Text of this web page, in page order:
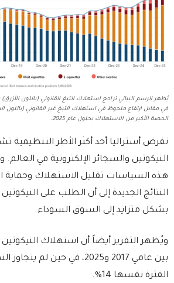
في مقابل ارتفاع ملحوظ في استهلاك التبغ غير القانوني (باللون
الحصة الأكبر من الاستهلاك بحلول عام 2025.
تفرض أستراليا أحد أكثر الأطر التنظيمية
النيكوتين والسجائر الإلكترونية في
هذه السياسات تقليل الاستهلاك وحماية
النتائج الجديدة إلى أن الطلب على
بشكل متزايد إلى السوق السوداء.
بين عامي 2017 و2025، في حين لم
الفترة نفسها 14%.